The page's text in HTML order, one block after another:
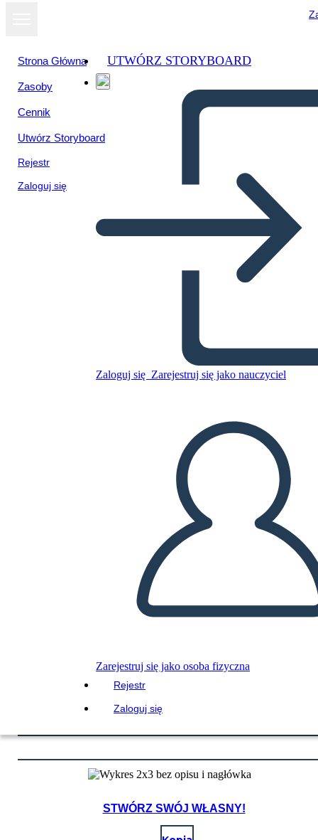
Strona Główna
Zasoby
Cennik
Utwórz Storyboard
Rejestr
Zaloguj się
UTWÓRZ STORYBOARD
Zaloguj się Zarejestruj się jako nauczyciel
Zarejestruj się jako osoba fizyczna
Rejestr
Zaloguj się
Wykres 2x3 bez opisu i
Skopiuj tę scenorys
STWÓRZ SCENORYS
PRZECZYTAJ MI
STWÓRZ SWÓJ WŁASNY!